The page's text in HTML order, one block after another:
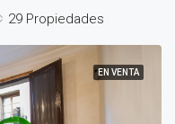
29 Propiedades
EN VENTA